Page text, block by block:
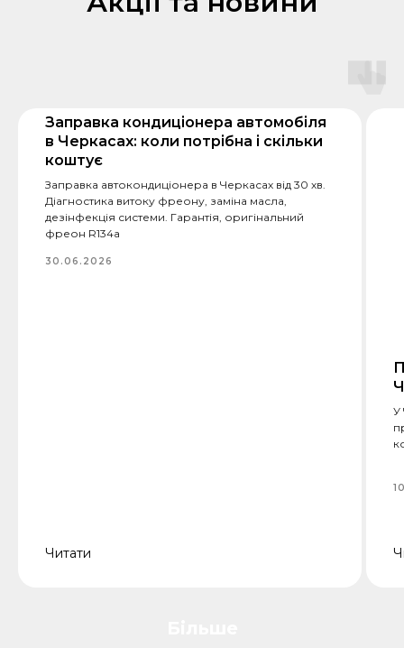
Заправка кондиціонера автомобіля
в Черкасах: коли потрібна і скільки
коштує
Заправка автокондиціонера в Черкасах від 30 хв.
Діагностика витоку фреону, заміна масла,
дезінфекція системи. Гарантія, оригінальний
фреон R134a
30.06.2026
Читати
У